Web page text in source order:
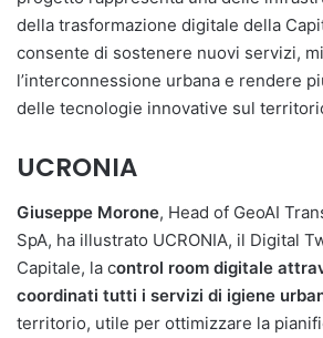
della trasformazione digitale della
consente di sostenere nuovi servizi,
l’interconnessione urbana e rendere
delle tecnologie innovative sul
UCRONIA
Giuseppe Morone, Head of GeoAI
SpA, ha illustrato UCRONIA, il Digital
Capitale, la control room digitale
coordinati tutti i servizi di igiene
territorio, utile per ottimizzare la